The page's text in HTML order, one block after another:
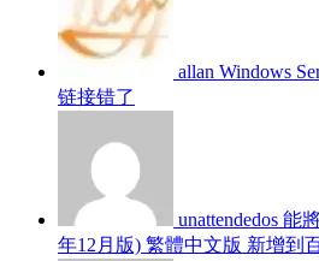
allan Windows
链接错了
unattendedos 能
年12月版) 繁體中文版 新增到